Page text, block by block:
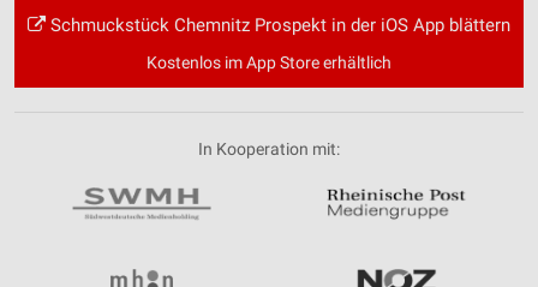
Schmuckstück Chemnitz Prospekt in der iOS App blättern
Kostenlos im App Store erhältlich
In Kooperation mit: